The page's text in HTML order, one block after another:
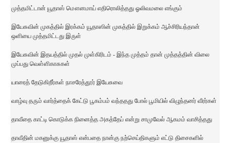
முத்தமிட்டான் யூதாஸ் மௌனமாய் எதிரொலித்தது ஓலிவமலை எங்கும்
இயேசுவின் முகத்தில் இரக்கம் யூதாஸின் முகத்தில் இறுக்கம் ஆச்சிரியந்தான்
ஒளியை முத்தமிட்டது இருள்
இயேசுவின் இதயத்தில் முதல் முள்கிரிடம் - இந்த முத்தம் தான் முத்தத்தின் விலை
முப்பது வெள்ளிகாசுகள்
யாரைத் தேடுகிறீர்கள் நாசரேத்தூர் இயேசுவை
வாழ்வு தரும் வார்த்தைக் கேட்டு பூகம்பம் வந்ததது போல் பூமியில் விழுந்தனர் வீரர்கள்
தாவீதை காட்டி கொடுக்க நினைத்த அகத்தேப் என்று சாமுவேல் ஆகமம் வாசித்தது
தாவீதின் மகனுக்கு யூதாஸ் என்பதை நான்கு நற்செய்திகளும் எட்டு திசைகளில்